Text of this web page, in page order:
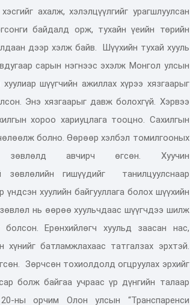
ахалж, хэлэлцүүлгийг урагшлуулсан
байдалд орж, тухайн үеийн төрийн
дээр хэлж байв.
Шүүхийн тухай хууль
сарын нэгнээс эхэлж Монгол улсын
хуулиар шүүгчийн ажиллах хүрээ хязгаарыг
Энэ хязгаарыг давж болохгүй. Хэрвээ
хороо хариуцлага тооцно. Сахилгын
болно.Өөрөөр хэлбэл томилгооных
зөвлөлд авчирч өгсөн. Хуучин
зөвлөлийн гишүүдийг
танилцуулснаар
хуулийн байгууллага болох шүүхийн
нь өөрөө хуульчдаас шүүгчдээ шилж
болсон. Ерөнхийлөгч хуульд заасан нас,
хүнийг батламжлахаас татгалзах эрхтэй.
Зөрчсөн тохиолдолд огцруулах эрхийг
болж байгаа учраас үр дүнгийн талаар
20-ны орчим Олон улсын “Транспаренси